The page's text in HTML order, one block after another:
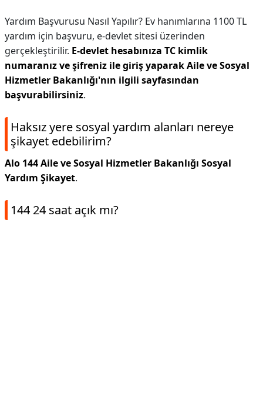
Yardım Başvurusu Nasıl Yapılır? Ev hanımlarına 1100 TL
yardım için başvuru, e-devlet sitesi üzerinden
gerçekleştirilir. E-devlet hesabınıza TC kimlik
numaranız ve şifreniz ile giriş yaparak Aile ve Sosyal
Hizmetler Bakanlığı'nın ilgili sayfasından
başvurabilirsiniz.
Haksız yere sosyal yardım alanları nereye
şikayet edebilirim?
Alo 144 Aile ve Sosyal Hizmetler Bakanlığı Sosyal
Yardım Şikayet.
144 24 saat açık mı?